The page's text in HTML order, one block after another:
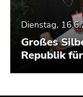
Dienstag,
Großes
Republik